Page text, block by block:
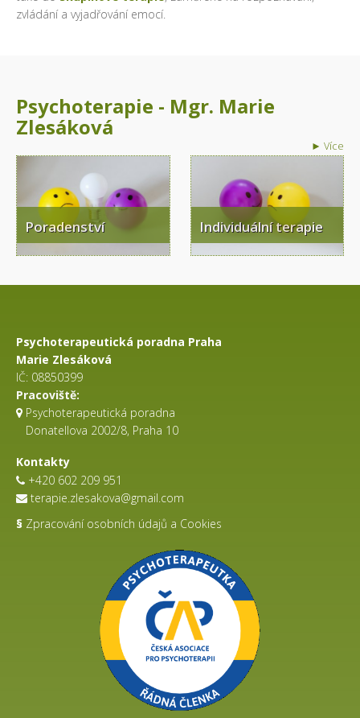
zvládání a vyjadřování emocí.
Psychoterapie - Mgr. Marie
Zlesáková
► Více
Poradenství Individuální terapie
Psychoterapeutická poradna Praha
Marie Zlesáková
IČ: 08850399
Pracoviště:
Psychoterapeutická poradna
Donatellova 2002/8, Praha 10
Kontakty
+420 602 209 951
terapie.zlesakova@gmail.com
§ Zpracování osobních údajů a Cookies